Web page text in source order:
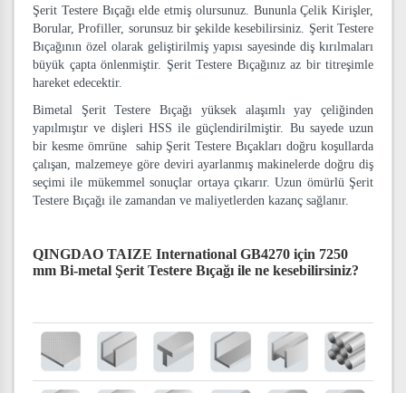
Şerit Testere Bıçağı elde etmiş olursunuz. Bununla Çelik Kirişler,
Borular, Profiller, sorunsuz bir şekilde kesebilirsiniz. Şerit Testere
Bıçağının özel olarak geliştirilmiş yapısı sayesinde diş kırılmaları
büyük çapta önlenmiştir. Şerit Testere Bıçağınız az bir titreşimle
hareket edecektir.
Bimetal Şerit Testere Bıçağı yüksek alaşımlı yay çeliğinden
yapılmıştır ve dişleri HSS ile güçlendirilmiştir. Bu sayede uzun
bir kesme ömrüne sahip Şerit Testere Bıçakları doğru koşullarda
çalışan, malzemeye göre deviri ayarlanmış makinelerde doğru diş
seçimi ile mükemmel sonuçlar ortaya çıkarır. Uzun ömürlü Şerit
Testere Bıçağı ile zamandan ve maliyetlerden kazanç sağlanır.
QINGDAO TAIZE International GB4270 için 7250
mm Bi-metal Şerit Testere Bıçağı ile ne kesebilirsiniz?